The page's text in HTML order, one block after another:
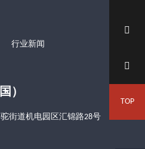
行业新闻
）
街道机电园区汇锦路28号


TOP